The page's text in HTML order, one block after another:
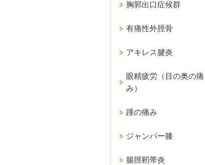
胸郭出口症候群
有痛性外脛骨
アキレス腱炎
眼精疲労（目の奥の痛
み）
踵の痛み
ジャンパー膝
腸脛靭帯炎